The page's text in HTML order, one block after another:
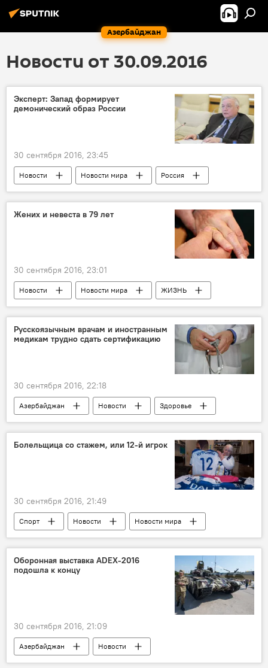
Азербайджан
Новости от 30.09.2016
Эксперт: Запад формирует
демонический образ России
30 сентября 2016, 23:45
Новости Новости мира Россия
Жених и невеста в 79 лет
30 сентября 2016, 23:01
Новости Новости мира ЖИЗНЬ
Русскоязычным врачам и иностранным
медикам трудно сдать сертификацию
30 сентября 2016, 22:18
Азербайджан Новости
Здоровье
ЖИЗНЬ
Болельщица со стажем, или 12-й игрок
30 сентября 2016, 21:49
Спорт Новости
Новости мира
ЖИЗНЬ
Оборонная выставка ADEX-2016
подошла к концу
30 сентября 2016, 21:09
Азербайджан Новости